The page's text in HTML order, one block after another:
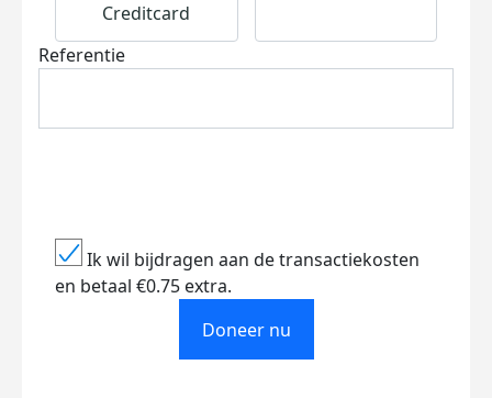
Creditcard
Referentie
Ik wil bijdragen aan de transactiekosten
en betaal €0.75 extra.
Doneer nu